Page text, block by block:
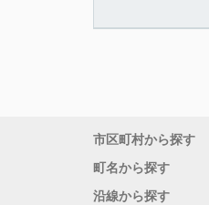
市区町村から探す
町名から探す
沿線から探す